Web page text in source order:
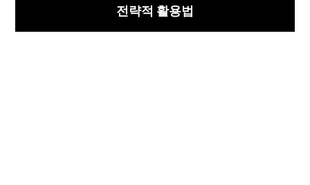
전략적 활용법